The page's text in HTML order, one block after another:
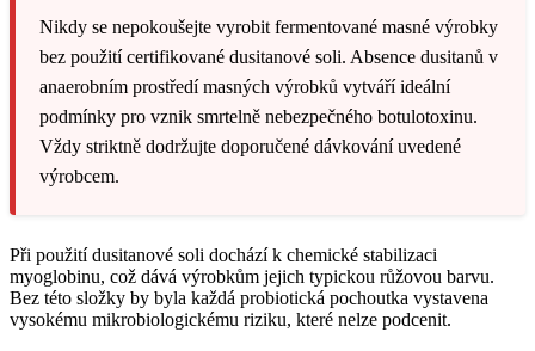
Nikdy se nepokoušejte vyrobit fermentované masné výrobky
bez použití certifikované dusitanové soli. Absence dusitanů v
anaerobním prostředí masných výrobků vytváří ideální
podmínky pro vznik smrtelně nebezpečného botulotoxinu.
Vždy striktně dodržujte doporučené dávkování uvedené
výrobcem.
Při použití dusitanové soli dochází k chemické stabilizaci
myoglobinu, což dává výrobkům jejich typickou růžovou barvu.
Bez této složky by byla každá probiotická pochoutka vystavena
vysokému mikrobiologickému riziku, které nelze podcenit.